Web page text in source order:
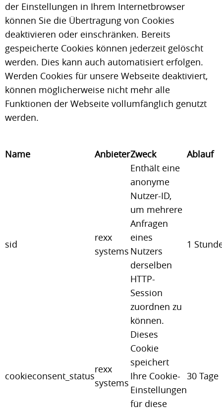
der Einstellungen in Ihrem Internetbrowser
können Sie die Übertragung von Cookies
deaktivieren oder einschränken. Bereits
gespeicherte Cookies können jederzeit gelöscht
werden. Dies kann auch automatisiert erfolgen.
Werden Cookies für unsere Webseite deaktiviert,
können möglicherweise nicht mehr alle
Funktionen der Webseite vollumfänglich genutzt
werden.
Name AnbieterZweck Ablauf
sid
rexx
systems
Enthält eine
anonyme
Nutzer-ID,
um mehrere
Anfragen
eines
Nutzers
derselben
HTTP-
Session
zuordnen zu
können.
1
cookieconsent_status
rexx
systems
Dieses
Cookie
speichert
Ihre Cookie-
Einstellungen
für diese
30 Tage